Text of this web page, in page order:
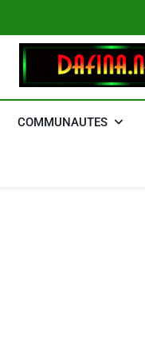
COMMUNAUTES